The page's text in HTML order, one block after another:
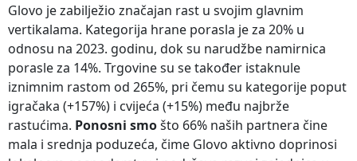
Glovo je zabilježio značajan rast u svojim glavnim
vertikalama. Kategorija hrane porasla je za 20% u
odnosu na 2023. godinu, dok su narudžbe namirnica
porasle za 14%. Trgovine su se također istaknule
iznimnim rastom od 265%, pri čemu su kategorije poput
igračaka (+157%) i cvijeća (+15%) među najbrže
rastućima. Ponosni smošto 66% naših partnera čine
mala i srednja poduzeća, čime Glovo aktivno doprinosi